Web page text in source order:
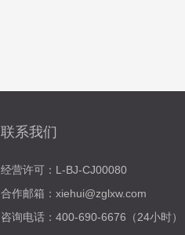
联系我们
经营许可：L-BJ-CJ00080
合作邮箱：xiehui@zglxw.com
咨询电话：400-690-6676（24小时）